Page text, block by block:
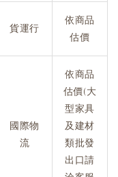
貨運行
依商品
估價
國際物
流
依商品
估價(大
型家具
及建材
類批發
出口請